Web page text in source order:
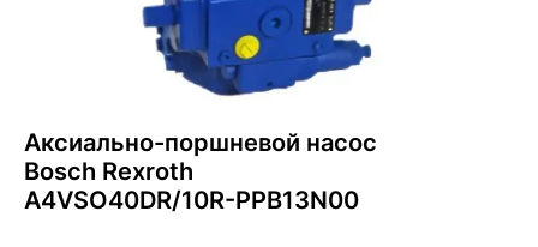
Аксиально-поршневой насос
Bosch Rexroth
A4VSO40DR/10R-PPB13N00